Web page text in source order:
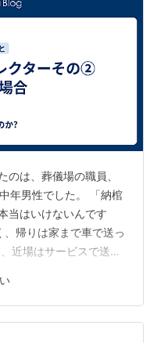
のは、葬儀場の職員、
年男性でした。 「納棺
当はいけないんです
帰りは家まで車で送っ
近場はサービスで送る
いましたから、ありが
日、控室で待っていた
近寄ってきて、「『○○